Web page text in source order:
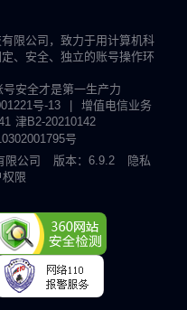
限公司，致力于用计算机科
、安全、独立的账号操作环
安全才是第一生产力
号-13
增值电信业务
津B2-20210142
号
限公司
版本：6.9.2
隐私
权限